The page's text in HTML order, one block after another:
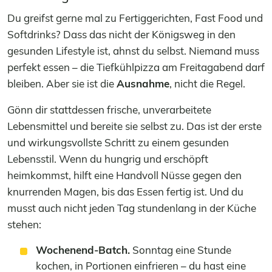
Du greifst gerne mal zu Fertiggerichten, Fast Food und
Softdrinks? Dass das nicht der Königsweg in den
gesunden Lifestyle ist, ahnst du selbst. Niemand muss
perfekt essen – die Tiefkühlpizza am Freitag­abend darf
bleiben. Aber sie ist dieAusnahme, nicht die Regel.
Gönn dir stattdessen frische, unverarbeitete
Lebensmittel und bereite sie selbst zu. Das ist der erste
und wirkungsvollste Schritt zu einem gesunden
Lebensstil. Wenn du hungrig und erschöpft
heim­kommst, hilft eine Handvoll Nüsse gegen den
knurrenden Magen, bis das Essen fertig ist. Und du
musst auch nicht jeden Tag stundenlang in der Küche
stehen:
Wochenend-Batch. Sonntag eine Stunde
kochen, in Portionen einfrieren – du hast eine